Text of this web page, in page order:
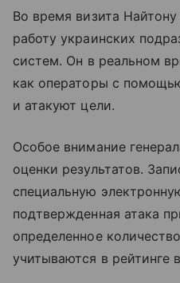
Во время визита
работу украинских
систем. Он в реальном
как операторы с
и атакуют цели.
Особое внимание
оценки результатов.
специальную
подтвержденная атака
определенное
учитываются в рейтинге